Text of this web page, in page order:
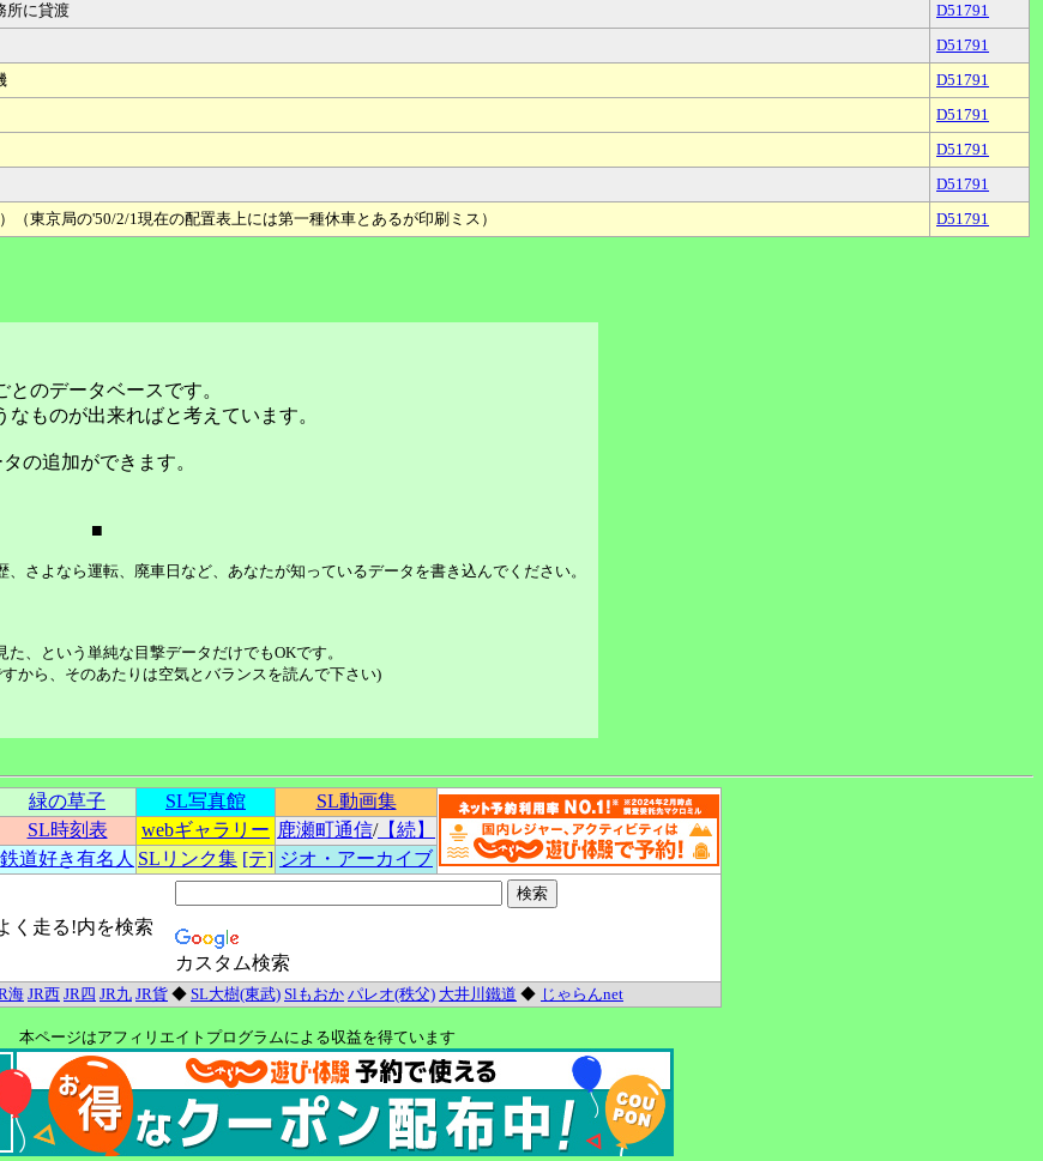
に貸渡
D51791
D51791
D51791
D51791
D51791
D51791
東京局の'50/2/1現在の配置表上には第一種休車とあるが印刷ミス）
D51791
のデータベースです。
ものが出来ればと考えています。
の追加ができます。
■
さよなら運転、廃車日など、あなたが知っているデータを書き込んでください。
、という単純な目撃データだけでもOKです。
から、そのあたりは空気とバランスを読んで下さい)
緑の草子 SL写真館
SL動画集
SL時刻表 webギャラリー 鹿瀬町通信/【続】
鉄道好き有名人 SLリンク集 [テ] ジオ・アーカイブ
く走る!内を検索
カスタム検索
海 JR西 JR四 JR九 JR貨 ◆ SL大樹(東武) Slもおか パレオ(秩父) 大井川鐵道 ◆ じゃらんnet
本ページはアフィリエイトプログラムによる収益を得ています